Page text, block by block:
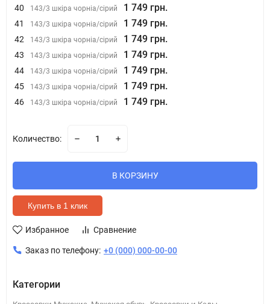
40 143/3 шкіра чорніа/сірий 1 749 грн.
41 143/3 шкіра чорніа/сірий 1 749 грн.
42 143/3 шкіра чорніа/сірий 1 749 грн.
43 143/3 шкіра чорніа/сірий 1 749 грн.
44 143/3 шкіра чорніа/сірий 1 749 грн.
45 143/3 шкіра чорніа/сірий 1 749 грн.
46 143/3 шкіра чорніа/сірий 1 749 грн.
Количество:
В КОРЗИНУ
Купить в 1 клик
Избранное Сравнение
Заказ по телефону: +0 (000) 000-00-00
Категории